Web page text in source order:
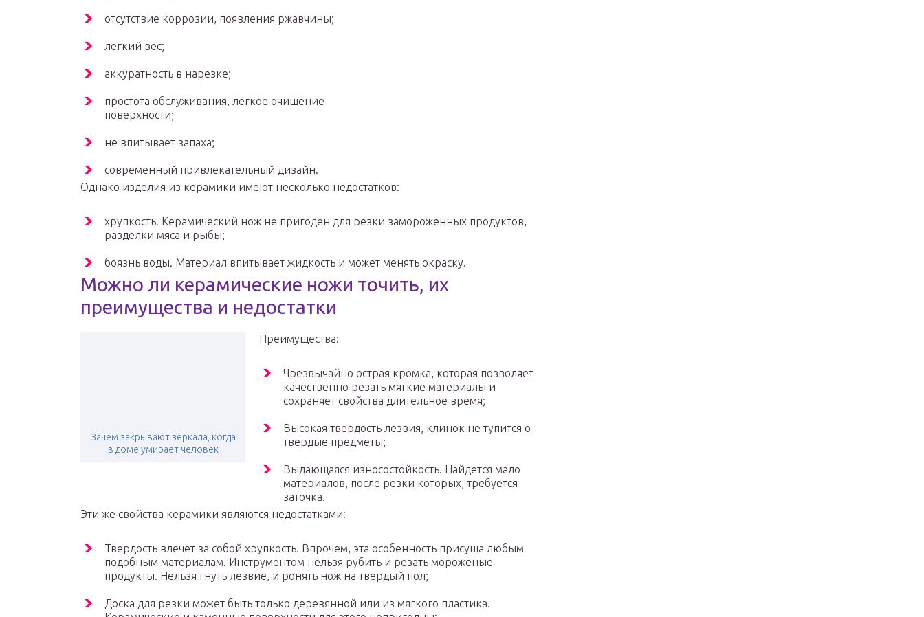
отсутствие коррозии, появления ржавчины;
легкий вес;
аккуратность в нарезке;
простота обслуживания, легкое очищение
поверхности;
не впитывает запаха;
современный привлекательный дизайн.
Однако изделия из керамики имеют несколько недостатков:
хрупкость. Керамический нож не пригоден для резки замороженных продуктов,
разделки мяса и рыбы;
боязнь воды. Материал впитывает жидкость и может менять окраску.
Можно ли керамические ножи точить, их
преимущества и недостатки
Зачем закрывают зеркала, когда
в доме умирает человек
Преимущества:
Чрезвычайно острая кромка, которая позволяет
качественно резать мягкие материалы и
сохраняет свойства длительное время;
Высокая твердость лезвия, клинок не тупится о
твердые предметы;
Выдающаяся износостойкость. Найдется мало
материалов, после резки которых, требуется
заточка.
Эти же свойства керамики являются недостатками:
Твердость влечет за собой хрупкость. Впрочем, эта особенность присуща любым
подобным материалам. Инструментом нельзя рубить и резать мороженые
продукты. Нельзя гнуть лезвие, и ронять нож на твердый пол;
Доска для резки может быть только деревянной или из мягкого пластика.